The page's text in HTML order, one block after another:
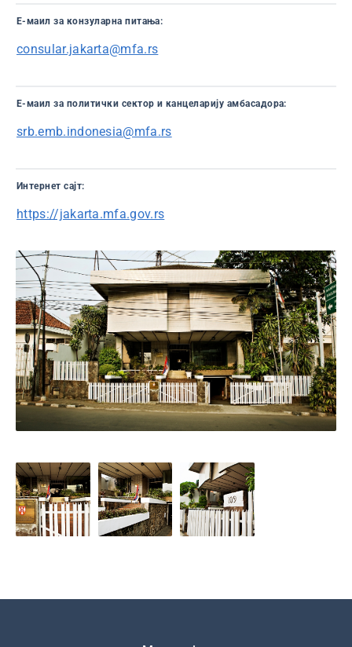
Е-маил за конзуларна питања:
consular.jakarta@mfa.rs
Е-маил за политички сектор и канцеларију амбасадора:
srb.emb.indonesia@mfa.rs
Интернет сајт:
https://jakarta.mfa.gov.rs